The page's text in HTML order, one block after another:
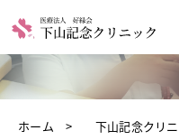
ホーム
下山記念クリ